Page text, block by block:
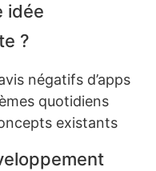
idée
?
négatifs d’apps
quotidiens
existants